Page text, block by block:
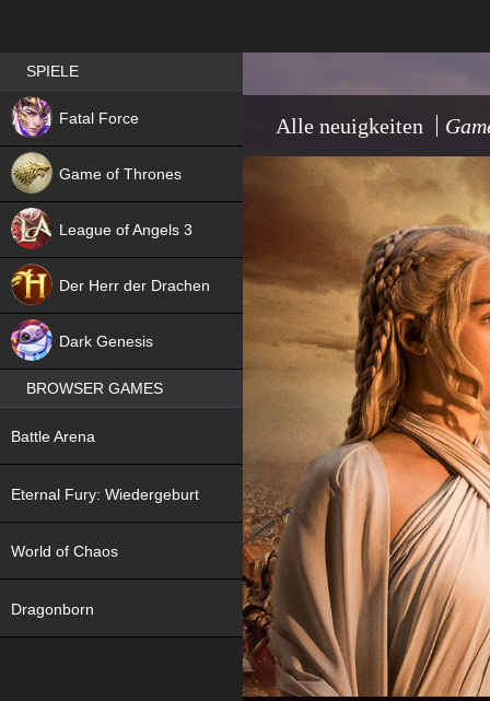
Alle neuigkeiten
Best RPG games in Germany
SPIELE
Fatal Force
NEW
Game of Thrones
League of Angels 3
Der Herr der Drachen
Dark Genesis
BROWSER GAMES
Battle Arena
Eternal Fury: Wiedergeburt
World of Chaos
Dragonborn